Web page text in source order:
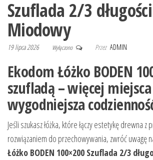
Szuflada 2/3
Miodowy
19 lipca 2026 Wyłączono Przez ADMIN
Ekodom Łóżko BODEN
szufladą – więcej
wygodniejsza
Jeśli szukasz łóżka, które łączy estetykę drewna z
rozwiązaniem do przechowywania, zwróć uwagę
Łóżko BODEN 100×200 Szuflada 2/3